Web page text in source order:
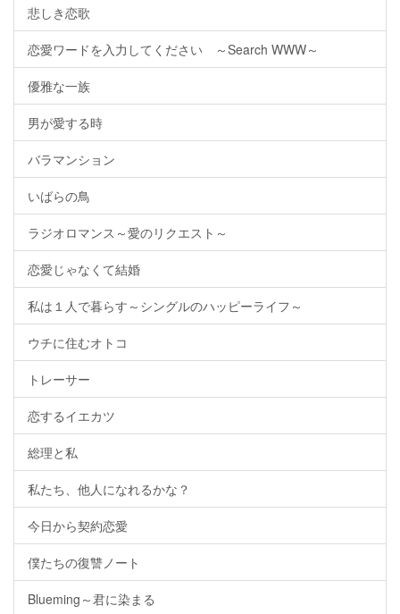
悲しき恋歌
恋愛ワードを入力してください ～Search WWW～
優雅な一族
男が愛する時
バラマンション
いばらの鳥
ラジオロマンス～愛のリクエスト～
恋愛じゃなくて結婚
私は１人で暮らす～シングルのハッピーライフ～
ウチに住むオトコ
トレーサー
恋するイエカツ
総理と私
私たち、他人になれるかな？
今日から契約恋愛
僕たちの復讐ノート
Blueming～君に染まる